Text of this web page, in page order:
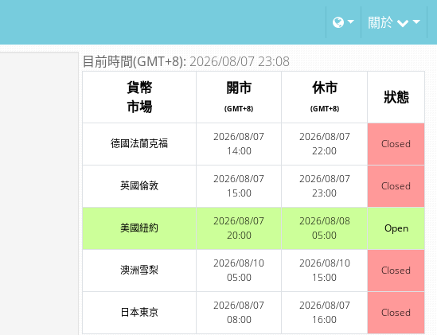
關於
目前時間(GMT+8): 2026/08/07 23:08
貨幣
市場
開市
(GMT+8)
休市
(GMT+8)
狀態
德國法蘭克福
2026/08/07
14:00
2026/08/07
22:00
Closed
英國倫敦
2026/08/07
15:00
2026/08/07
23:00
Closed
美國紐約
2026/08/07
20:00
2026/08/08
05:00
Open
澳洲雪梨
2026/08/10
05:00
2026/08/10
15:00
Closed
日本東京
2026/08/07
08:00
2026/08/07
16:00
Closed